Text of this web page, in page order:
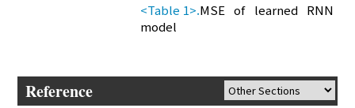
<Table 1>.MSE of learned RNN
model
Reference